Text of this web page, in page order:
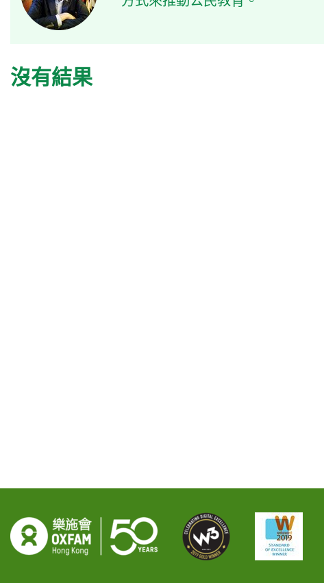
沒有結果